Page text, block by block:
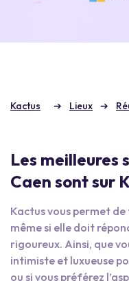
Kactus Lieux
Les meilleures
Caen sont sur
Kactus vous permet
même si elle doit
rigoureux. Ainsi, que
intimiste et luxueuse
ou si vous préférez